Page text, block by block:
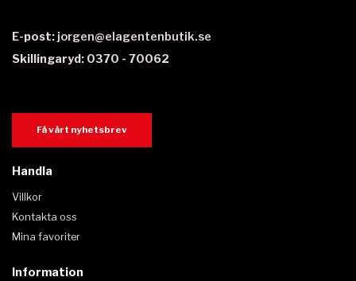
E-post: jorgen@elagentenbutik.se
Skillingaryd: 0370 - 70062
Få vårt nyhetsbrev
Handla
Villkor
Kontakta oss
Mina favoriter
Information